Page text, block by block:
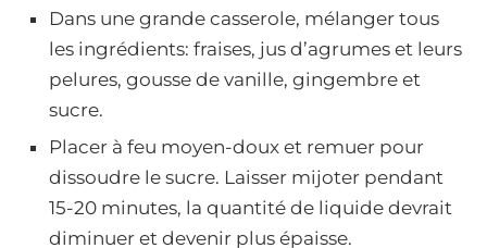
Dans une grande casserole, mélanger tous
les ingrédients: fraises, jus d’agrumes et leurs
pelures, gousse de vanille, gingembre et
sucre.
Placer à feu moyen-doux et remuer pour
dissoudre le sucre. Laisser mijoter pendant
15-20 minutes, la quantité de liquide devrait
diminuer et devenir plus épaisse.